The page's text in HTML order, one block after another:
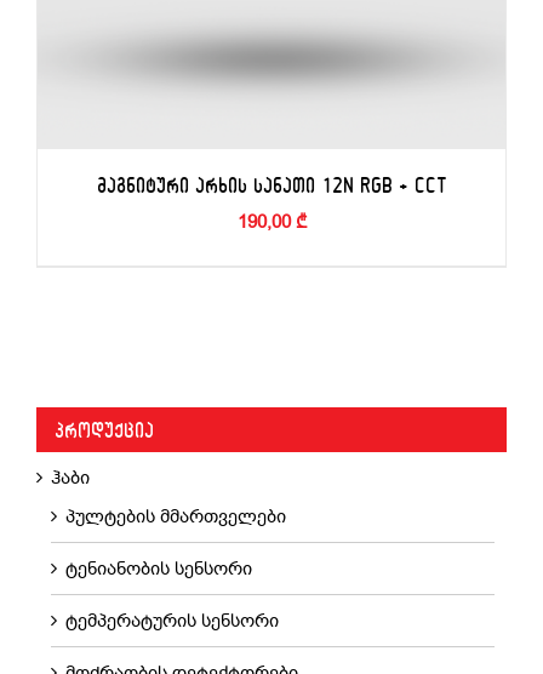
ᲛᲐᲒᲜᲘᲢᲣᲠᲘ ᲐᲠᲮᲘᲡ ᲡᲐᲜᲐᲗᲘ 12N RGB + CCT
190,00₾
ᲞᲠᲝᲓᲣᲥᲪᲘᲐ
ჰაბი
პულტების მმართველები
ტენიანობის სენსორი
ტემპერატურის სენსორი